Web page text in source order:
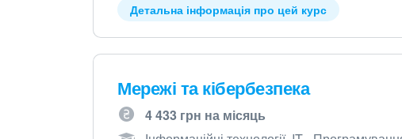
Детальна інформація про цей курс
Мережі та кібербезпека
4 433 грн на місяць